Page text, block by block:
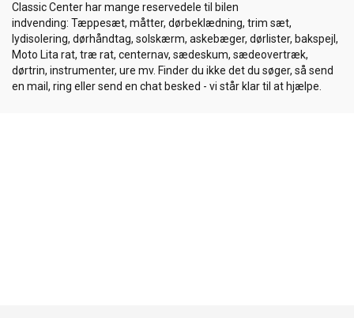
Classic Center har mange reservedele til bilen
indvending: Tæppesæt, måtter, dørbeklædning, trim sæt,
lydisolering, dørhåndtag, solskærm, askebæger, dørlister, bakspejl,
Moto Lita rat, træ rat, centernav, sædeskum, sædeovertræk,
dørtrin, instrumenter, ure mv. Finder du ikke det du søger, så send
en mail, ring eller send en chat besked - vi står klar til at hjælpe.